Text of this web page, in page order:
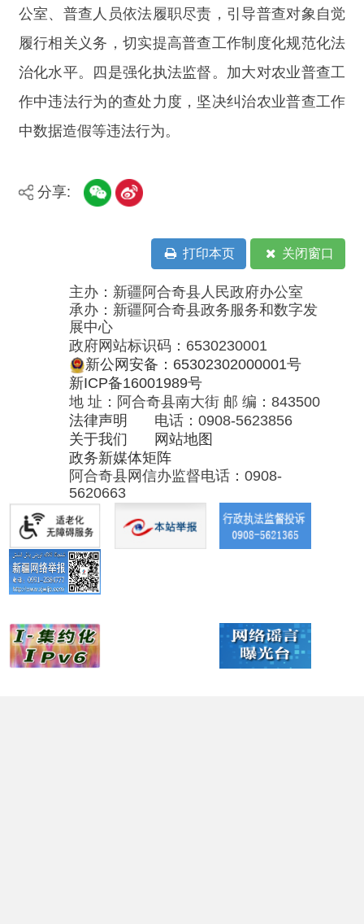
政务新媒体矩阵
阿合奇县网信办监督电话：0908-
5620663